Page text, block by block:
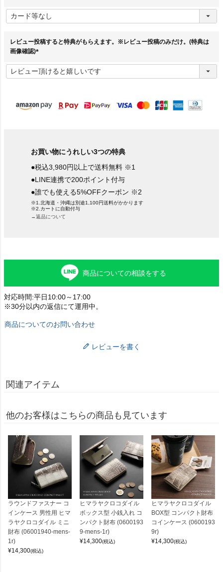
必
須
レビュー投稿すると特典がもらえます。※レビュー投稿のみだけ。(特典は
画像確認)
必
須
お買い物にうれしい3つの特典
●税込3,980円以上で送料無料 ※1
●LINE連携で200ポイント付与
●誰でも使える5%OFFクーポン ※2
※1.北海道・沖縄は別途1,100円送料がかかります
※2.カートに自動付与
→返品について
商品についての相談をする
対応時間:平日10:00～17:00
※30分以内の返信にて運用中。
商品についてのお問い合わせ
レビューを書く
関連アイテム
他のお客様はこちらの商品も見ています
ラウンドファスナー コ
インケース 男性用 ヒマ
ラヤクロコダイル ミニ
財布 (06001940-mens-
1r)
¥14,300(税込)
ヒマラヤクロコダイル
ボックス型 小銭入れ コ
ンパクト財布 (0600193
9-mens-1r)
¥14,300(税込)
ヒマラヤクロコダイル
BOX型 コンパクト財布
コインケース (0600193
9r)
¥14,300(税込)